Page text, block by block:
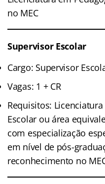
no MEC
Supervisor Escolar
Cargo: Supervisor
Vagas: 1 + CR
Requisitos:
Escolar ou área
com especialização
em nível de pós-
reconhecimento no